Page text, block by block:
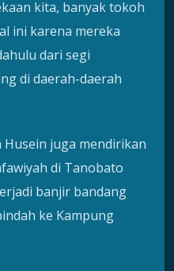
kita, banyak tokoh
ini karena mereka
dari segi
di daerah-daerah
juga mendirikan
di Tanobato
banjir bandang
ke Kampung